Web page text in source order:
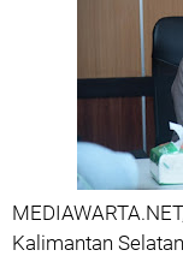
Kalimantan